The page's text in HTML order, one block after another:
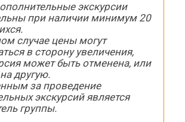
экскурсии
при наличии минимум 20
случае цены могут
в сторону увеличения,
может быть отменена, или
другую.
за проведение
экскурсий является
группы.